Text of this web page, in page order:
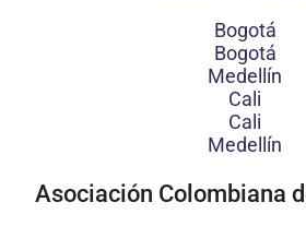
Bogotá
Bogotá
Medellín
Cali
Cali
Medellín
Asociación Colombiana